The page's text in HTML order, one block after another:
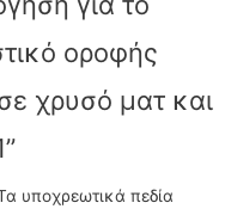
οροφής
χρυσό ματ και
υποχρεωτικά πεδία